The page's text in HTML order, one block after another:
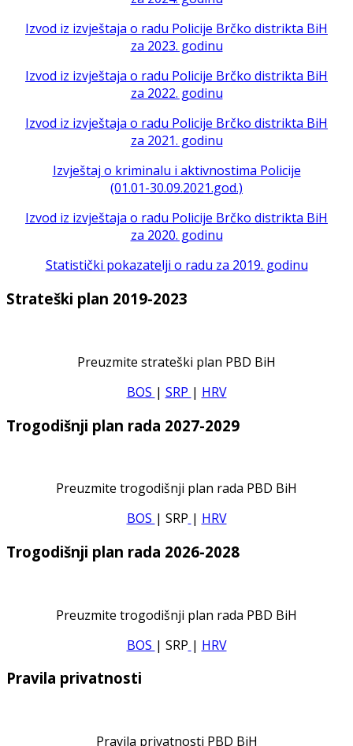
Izvod iz izvještaja o radu Policije Brčko distrikta BiH
za 2023. godinu
Izvod iz izvještaja o radu Policije Brčko distrikta BiH
za 2022. godinu
Izvod iz izvještaja o radu Policije Brčko distrikta BiH
za 2021. godinu
Izvještaj o kriminalu i aktivnostima Policije
(01.01-30.09.2021.god.)
Izvod iz izvještaja o radu Policije Brčko distrikta BiH
za 2020. godinu
Statistički pokazatelji o radu za 2019. godinu
Strateški plan 2019-2023
Preuzmite strateški plan PBD BiH
BOS | SRP | HRV
Trogodišnji plan rada 2027-2029
Preuzmite trogodišnji plan rada PBD BiH
BOS | SRP | HRV
Trogodišnji plan rada 2026-2028
Preuzmite trogodišnji plan rada PBD BiH
BOS | SRP | HRV
Pravila privatnosti
Pravila privatnosti PBD BiH